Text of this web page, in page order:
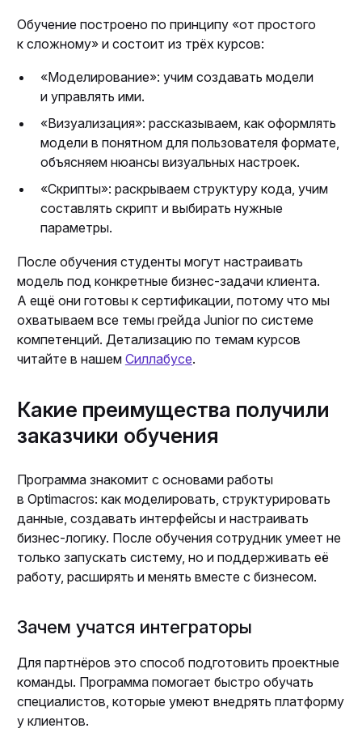
Обучение построено по принципу «от простого
к сложному» и состоит из трёх курсов:
«Моделирование»: учим создавать модели
и управлять ими.
«Визуализация»: рассказываем, как оформлять
модели в понятном для пользователя формате,
объясняем нюансы визуальных настроек.
«Скрипты»: раскрываем структуру кода, учим
составлять скрипт и выбирать нужные
параметры.
После обучения студенты могут настраивать
модель под конкретные бизнес-задачи клиента.
А ещё они готовы к сертификации, потому что мы
охватываем все темы грейда Junior по системе
компетенций. Детализацию по темам курсов
читайте в нашем Силлабусе.
Какие преимущества получили
заказчики обучения
Программа знакомит с основами работы
в Optimacros: как моделировать, структурировать
данные, создавать интерфейсы и настраивать
бизнес-логику. После обучения сотрудник умеет не
только запускать систему, но и поддерживать её
работу, расширять и менять вместе с бизнесом.
Зачем учатся интеграторы
Для партнёров это способ подготовить проектные
команды. Программа помогает быстро обучать
специалистов, которые умеют внедрять платформу
у клиентов.